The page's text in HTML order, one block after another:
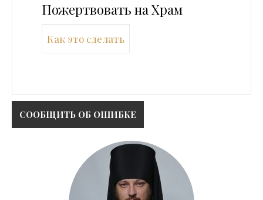
Пожертвовать на Храм
Как это сделать